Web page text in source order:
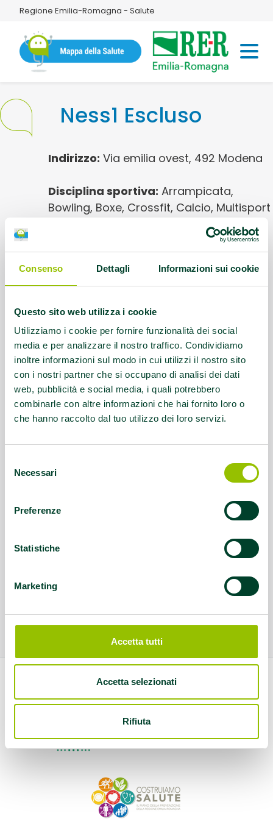
Consenso Dettagli Informazioni sui cookie
Questo sito web utilizza i cookie
Utilizziamo i cookie per fornire funzionalità dei social
media e per analizzare il nostro traffico. Condividiamo
inoltre informazioni sul modo in cui utilizzi il nostro sito
con i nostri partner che si occupano di analisi dei dati
web, pubblicità e social media, i quali potrebbero
combinarle con altre informazioni che hai fornito loro o
che hanno raccolto dal tuo utilizzo dei loro servizi.
delNecessari
Preferenze
Statistiche
Marketing
Accetta tutti
Accetta selezionati
Rifiuta
Regione Emilia-Romagna - Salute
Ness1 Escluso
Indirizzo: Via emilia ovest, 492 Modena
Disciplina sportiva: Arrampicata,
Bowling, Boxe, Crossfit, Calcio, Multisport
piccoli e grandi, Pilates, Tennis, Parkour,
Contatti:Tel: 059-826968 email:
info@ness1escluso.com
Questo contenuto si trova inDisabilità e sport